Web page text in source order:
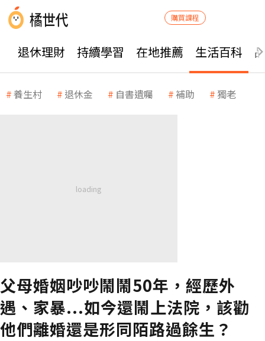
購買課程
退休理財 持續學習 在地推薦 生活百科
養生村 退休金 自書遺囑 補助 獨老
父母婚姻吵吵鬧鬧50年，經歷外
遇、家暴...如今還鬧上法院，該勸
他們離婚還是形同陌路過餘生？